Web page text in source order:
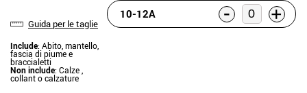
Guida per le taglie
Include: Abito, mantello,
fascia di piume e
braccialetti
Non include: Calze ,
collant o calzature
10-12A - +